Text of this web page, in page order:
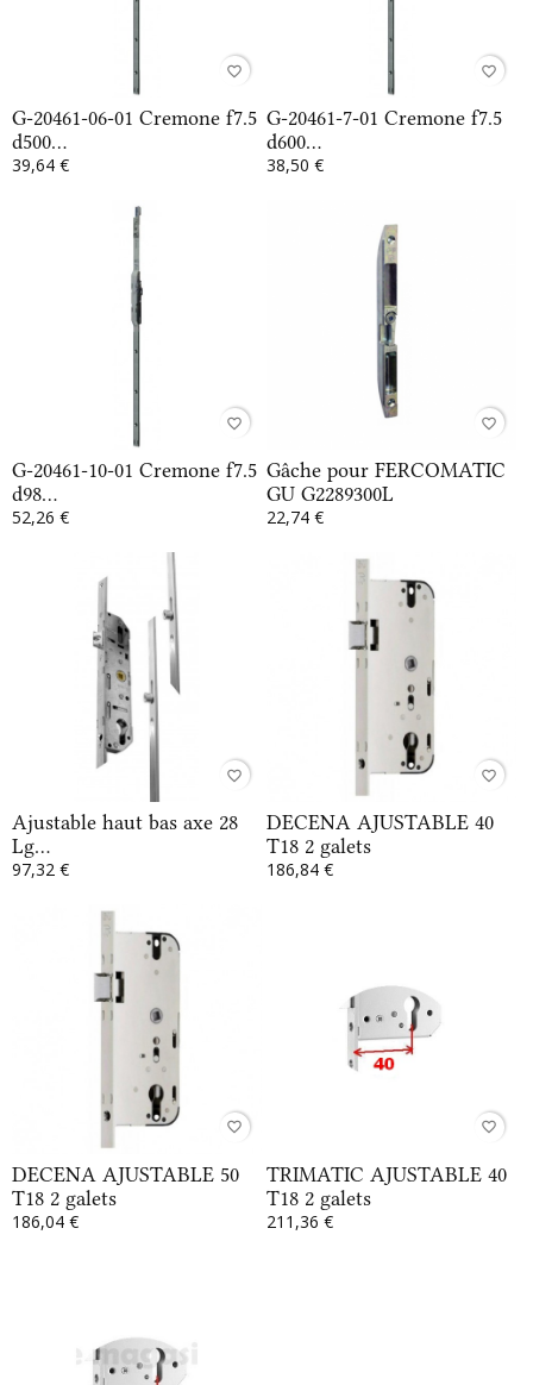
favorite_border
G-20461-06-01 Cremone f7.5
d500...
39,64 €
favorite_border
G-20461-7-01 Cremone f7.5
d600...
38,50 €
favorite_border
G-20461-10-01 Cremone f7.5
d98...
52,26 €
favorite_border
Gâche pour FERCOMATIC
GU G2289300L
22,74 €
favorite_border
Ajustable haut bas axe 28
Lg...
97,32 €
favorite_border
DECENA AJUSTABLE 40
T18 2 galets
186,84 €
favorite_border
DECENA AJUSTABLE 50
T18 2 galets
186,04 €
favorite_border
TRIMATIC AJUSTABLE 40
T18 2 galets
211,36 €